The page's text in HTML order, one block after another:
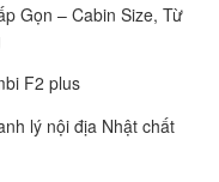
Gọn – Cabin Size, Từ
F2 plus
lý nội địa Nhật chất